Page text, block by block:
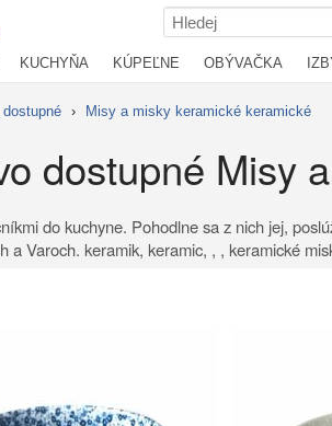
KUCHYŇA KÚPEĽNE OBÝVAČKA
› Misy a misky keramické keramické
dostupné Misy
do kuchyne. Pohodlne sa z nich jej,
a Varoch. keramik, keramic, , , keramické